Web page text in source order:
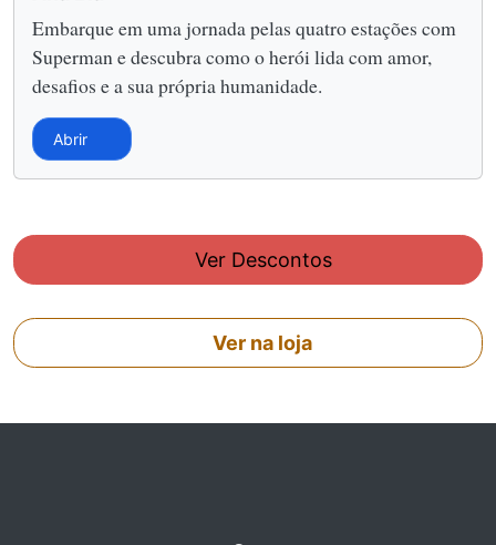
Embarque em uma jornada pelas quatro estações com
Superman e descubra como o herói lida com amor,
desafios e a sua própria humanidade.
Abrir
Ver Descontos
Ver na loja